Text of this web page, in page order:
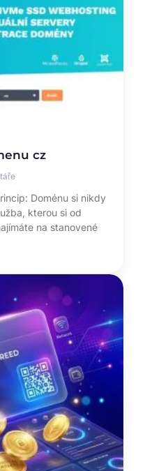
cz
Doménu si nikdy
kterou si od
na stanovené